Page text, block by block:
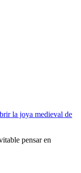
la joya medieval de
pensar en